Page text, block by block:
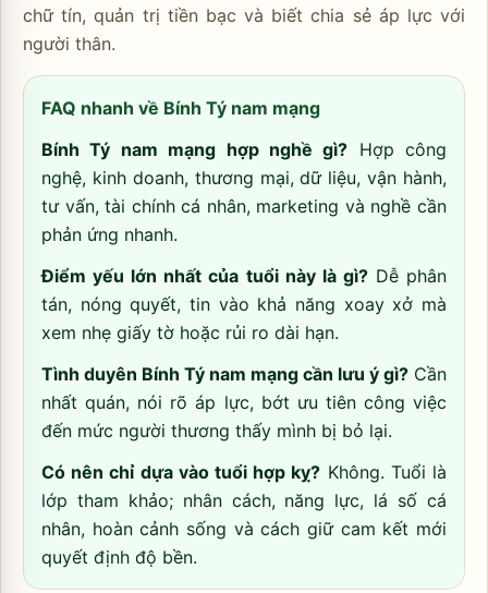
chữ tín, quản trị tiền bạc và biết chia sẻ áp lực với
người thân.
FAQ nhanh về Bính Tý nam mạng
Bính Tý nam mạng hợp nghề gì? Hợp công
nghệ, kinh doanh, thương mại, dữ liệu, vận hành,
tư vấn, tài chính cá nhân, marketing và nghề cần
phản ứng nhanh.
Điểm yếu lớn nhất của tuổi này là gì?Dễ phân
tán, nóng quyết, tin vào khả năng xoay xở mà
xem nhẹ giấy tờ hoặc rủi ro dài hạn.
Tình duyên Bính Tý nam mạng cần lưu ý gì? Cần
nhất quán, nói rõ áp lực, bớt ưu tiên công việc
đến mức người thương thấy mình bị bỏ lại.
Có nên chỉ dựa vào tuổi hợp kỵ? Không. Tuổi là
lớp tham khảo; nhân cách, năng lực, lá số cá
nhân, hoàn cảnh sống và cách giữ cam kết mới
quyết định độ bền.